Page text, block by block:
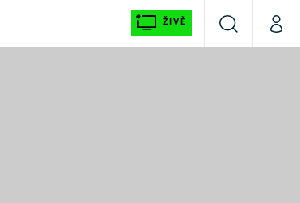
ŽIVĚ
VyhledáváníMůj